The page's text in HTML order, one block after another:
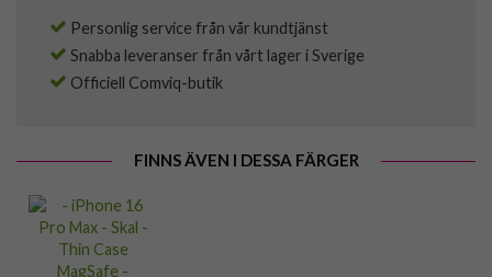
Personlig service från vår kundtjänst
Snabba leveranser från vårt lager i Sverige
Officiell Comviq-butik
FINNS ÄVEN I DESSA FÄRGER